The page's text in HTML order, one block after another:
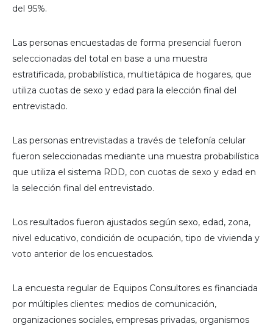
del 95%.
Las personas encuestadas de forma presencial fueron
seleccionadas del total en base a una muestra
estratificada, probabilística, multietápica de hogares, que
utiliza cuotas de sexo y edad para la elección final del
entrevistado.
Las personas entrevistadas a través de telefonía celular
fueron seleccionadas mediante una muestra probabilística
que utiliza el sistema RDD, con cuotas de sexo y edad en
la selección final del entrevistado.
Los resultados fueron ajustados según sexo, edad, zona,
nivel educativo, condición de ocupación, tipo de vivienda y
voto anterior de los encuestados.
La encuesta regular de Equipos Consultores es financiada
por múltiples clientes: medios de comunicación,
organizaciones sociales, empresas privadas, organismos